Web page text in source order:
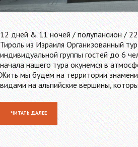
12 дней & 11 ночей / полупансион /
Тироль из Израиля Организованный
индивидуальной группы гостей до 6
начала нашего тура окунемся в
Жить мы будем на территории
видами на альпийские вершины,
ЧИТАТЬ ДАЛЕЕ